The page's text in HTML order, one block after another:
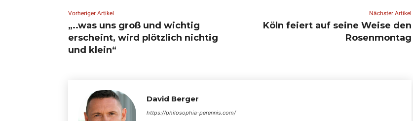
Vorheriger Artikel
„..was uns groß und wichtig
erscheint, wird plötzlich nichtig
und klein“
Nächster Artikel
Köln feiert auf seine Weise den
Rosenmontag
David Berger
https://philosophia-perennis.com/